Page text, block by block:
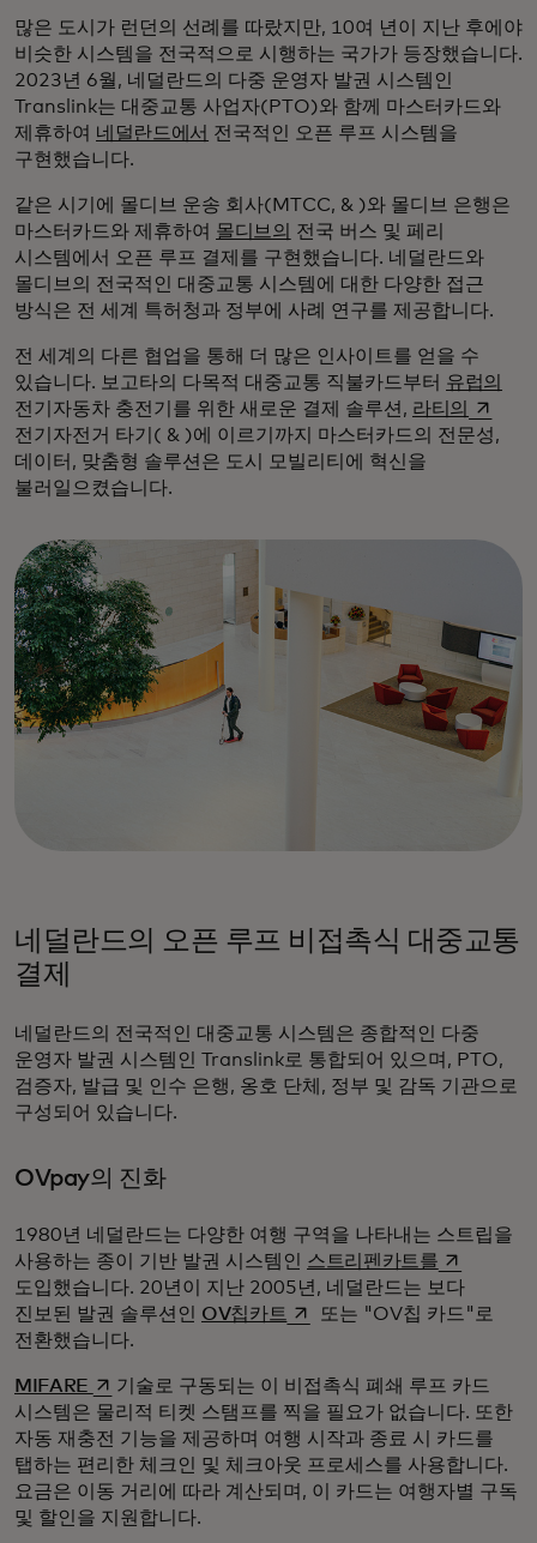
많은 도시가 런던의 선례를 따랐지만, 10여 년이 지난 후에야
비슷한 시스템을 전국적으로 시행하는 국가가 등장했습니다.
2023년 6월, 네덜란드의 다중 운영자 발권 시스템인
Translink는 대중교통 사업자(PTO)와 함께 마스터카드와
제휴하여 네덜란드에서 전국적인 오픈 루프 시스템을
구현했습니다.
같은 시기에 몰디브 운송 회사(MTCC, & )와 몰디브 은행은
마스터카드와 제휴하여 몰디브의 전국 버스 및 페리
시스템에서 오픈 루프 결제를 구현했습니다. 네덜란드와
몰디브의 전국적인 대중교통 시스템에 대한 다양한 접근
방식은 전 세계 특허청과 정부에 사례 연구를 제공합니다.
전 세계의 다른 협업을 통해 더 많은 인사이트를 얻을 수
있습니다. 보고타의 다목적 대중교통 직불카드부터 유럽의
전기자동차 충전기를 위한 새로운 결제 솔루션, 라티의
새 탭
전기자전거 타기( & )에 이르기까지 마스터카드의 전문성,
데이터, 맞춤형 솔루션은 도시 모빌리티에 혁신을
불러일으켰습니다.
네덜란드의 오픈 루프 비접촉식 대중교통
결제
네덜란드의 전국적인 대중교통 시스템은 종합적인 다중
운영자 발권 시스템인 Translink로 통합되어 있으며, PTO,
검증자, 발급 및 인수 은행, 옹호 단체, 정부 및 감독 기관으로
구성되어 있습니다.
OVpay의 진화
1980년 네덜란드는 다양한 여행 구역을 나타내는 스트립을
사용하는 종이 기반 발권 시스템인 스트리펜카트를새 탭에서
도입했습니다. 20년이 지난 2005년, 네덜란드는 보다
진보된 발권 솔루션인 OV칩카트 새 탭에서 열림
또는 "OV칩 카드"로
전환했습니다.
MIFARE 새 탭에서 열림
기술로 구동되는 이 비접촉식 폐쇄 루프 카드
시스템은 물리적 티켓 스탬프를 찍을 필요가 없습니다. 또한
자동 재충전 기능을 제공하며 여행 시작과 종료 시 카드를
탭하는 편리한 체크인 및 체크아웃 프로세스를 사용합니다.
요금은 이동 거리에 따라 계산되며, 이 카드는 여행자별 구독
및 할인을 지원합니다.